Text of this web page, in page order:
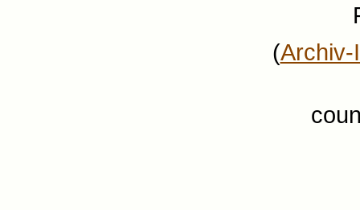
(Archiv-